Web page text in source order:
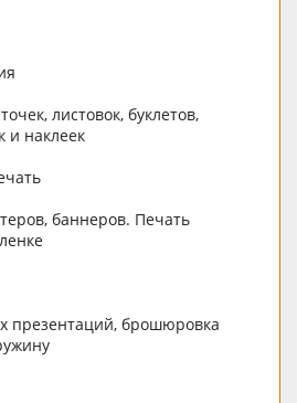
листовок, буклетов,
и наклеек
баннеров. Печать
презентаций, брошюровка